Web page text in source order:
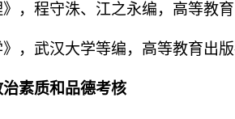
》，程守洙、江之永编，高等教
》，武汉大学等编，高等教育出
素质和品德考核